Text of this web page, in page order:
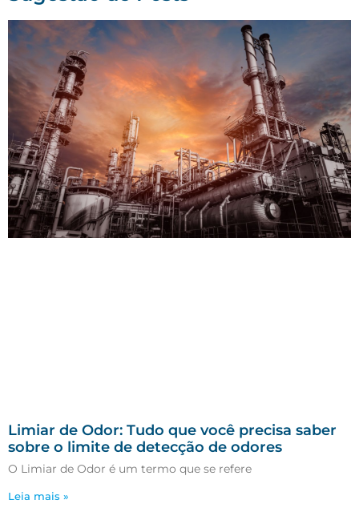
Limiar de Odor: Tudo que você precisa saber
sobre o limite de detecção de odores
O Limiar de Odor é um termo que se refere
Leia mais »